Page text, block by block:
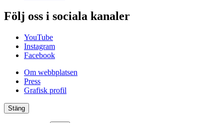
Följ oss i sociala kanaler
YouTube
Instagram
Facebook
Om webbplatsen
Press
Grafisk profil
Stäng